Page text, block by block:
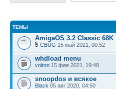
ТЕМЫ
AmigaOS 3.2 Classic 68K
CBUG 15 май 2021, 00:52
whdload menu
volton 15 фев 2021, 19:48
snoopdos и всякое
Black 05 авг 2020, 04:50